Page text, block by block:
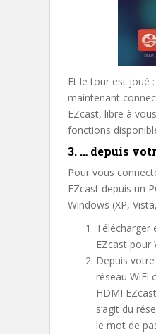
Et le tour est joué
maintenant
EZcast, libre à
fonctions
3. … depuis
Pour vous
EZcast depuis un
Windows (XP,
Télécharger
EZcast pour
Depuis
réseau WiFi
HDMI
s’agit du
le mot de